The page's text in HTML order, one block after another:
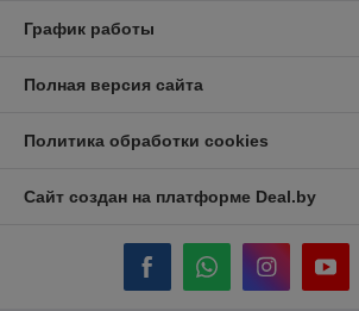
График работы
Полная версия сайта
Политика обработки cookies
Сайт создан на платформе Deal.by